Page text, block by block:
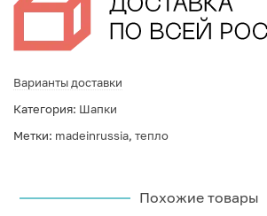
Варианты доставки
Категория: Шапки
Метки: madeinrussia, тепло
Похожие товары